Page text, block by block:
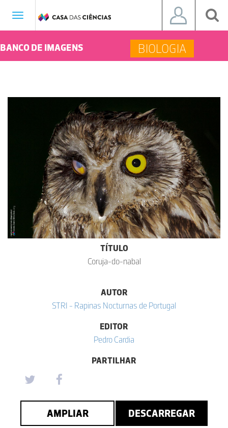
Toggle
BANCO DE IMAGENS BIOLOGIA
TÍTULO
Coruja-do-nabal
AUTOR
STRI - Rapinas Nocturnas de Portugal
EDITOR
Pedro Cardia
PARTILHAR
AMPLIAR DESCARREGAR